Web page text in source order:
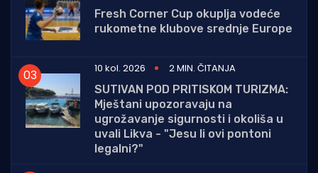
Fresh Corner Cup okuplja vodeće
rukometne klubove srednje Europe
10 kol. 2026
2 MIN. ČITANJA
SUTIVAN POD PRITISKOM TURIZMA:
Mještani upozoravaju na
ugrožavanje sigurnosti i okoliša u
uvali Likva - "Jesu li ovi pontoni
legalni?"